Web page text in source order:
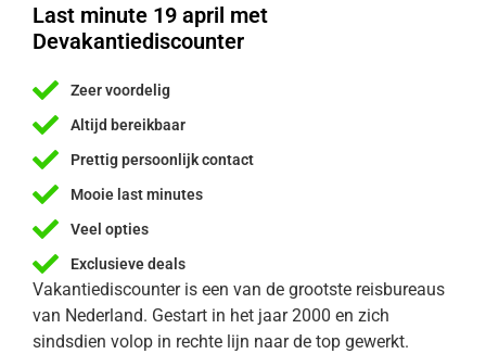
Last minute 19 april met
Devakantiediscounter
Zeer voordelig
Altijd bereikbaar
Prettig persoonlijk contact
Mooie last minutes
Veel opties
Exclusieve deals
Vakantiediscounter is een van de grootste reisbureaus
van Nederland. Gestart in het jaar 2000 en zich
sindsdien volop in rechte lijn naar de top gewerkt.